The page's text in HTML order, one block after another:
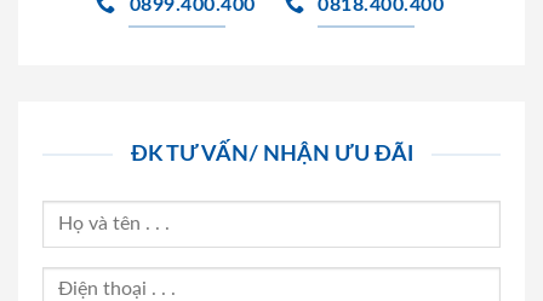
0899.400.400 0818.400.400
ĐK TƯ VẤN/ NHẬN ƯU ĐÃI